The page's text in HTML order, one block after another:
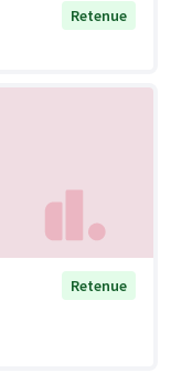
Retenue
Retenue